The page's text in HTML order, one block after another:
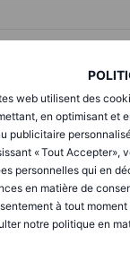
web utilisent des
en optimisant et
publicitaire
« Tout Accepter»,
personnelles qui en
en matière de
à tout
notre politique en